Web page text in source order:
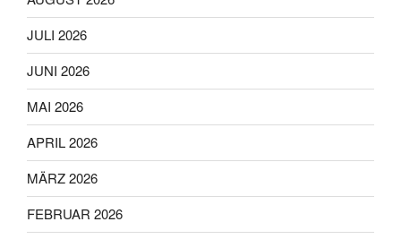
JULI 2026
JUNI 2026
MAI 2026
APRIL 2026
MÄRZ 2026
FEBRUAR 2026